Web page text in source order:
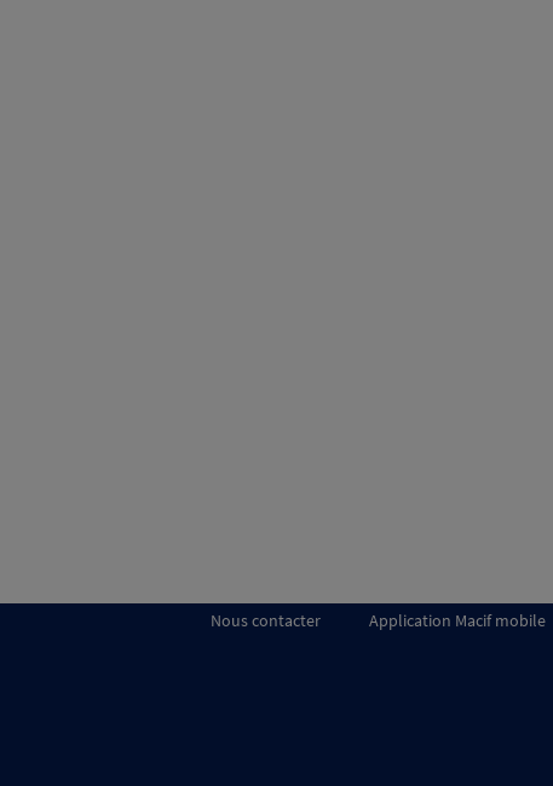
Nous contacter Application Macif mobile